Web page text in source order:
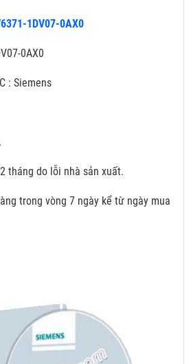
1DV07-0AX0
0AX0
: Siemens
tháng do lỗi nhà sản xuất.
trong vòng 7 ngày kể từ ngày mua